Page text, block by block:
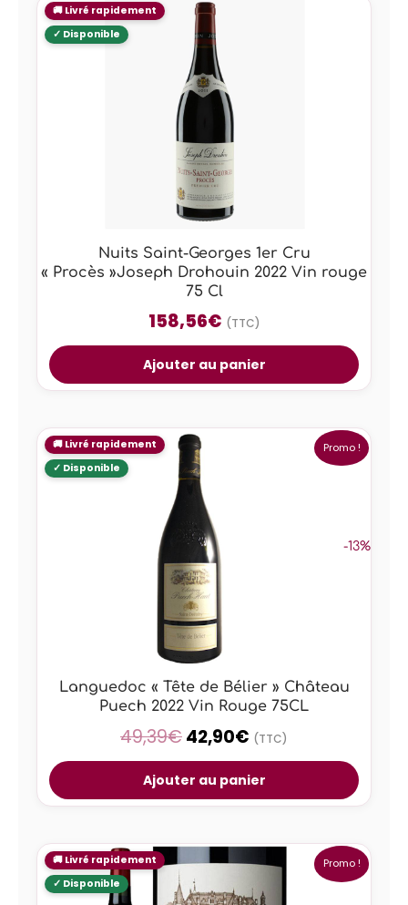
Nuits Saint-Georges 1er Cru
« Procès »Joseph Drohouin 2022 Vin rouge
75 Cl
158,56€ (TTC)
Ajouter au panier
Promo !
-13%
Languedoc « Tête de Bélier » Château
Puech 2022 Vin Rouge 75CL
49,39€42,90€ (TTC)
Ajouter au panier
Promo !